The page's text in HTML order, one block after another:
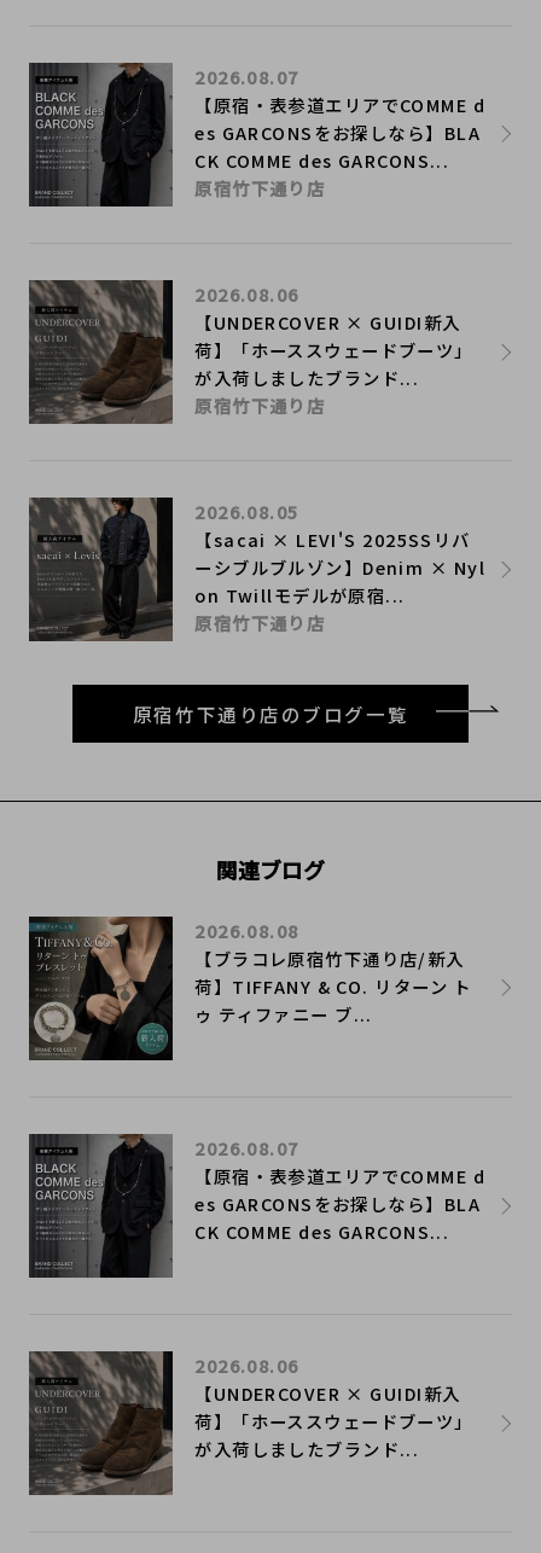
【原宿・表参道エリアでCOMME d
es GARCONSをお探しなら】BLA
CK COMME des GARCONS...
2026.08.07
原宿竹下通り店
【UNDERCOVER × GUIDI新入
荷】「ホーススウェードブーツ」
が入荷しましたブランド...
2026.08.06
原宿竹下通り店
【sacai × LEVI'S 2025SSリバ
ーシブルブルゾン】Denim × Nyl
on Twillモデルが原宿...
2026.08.05
原宿竹下通り店
原宿竹下通り店のブログ一覧
関連ブログ
【ブラコレ原宿竹下通り店/新入
荷】TIFFANY & CO. リターン ト
ゥ ティファニー ブ...
2026.08.08
【原宿・表参道エリアでCOMME d
es GARCONSをお探しなら】BLA
CK COMME des GARCONS...
2026.08.07
【UNDERCOVER × GUIDI新入
荷】「ホーススウェードブーツ」
が入荷しましたブランド...
2026.08.06